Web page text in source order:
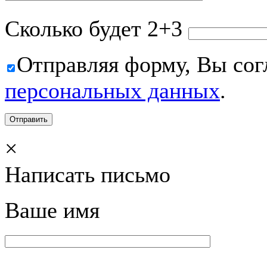
Сколько будет 2+3
Отправляя форму, Вы
персональных данных.
×
Написать письмо
Ваше имя